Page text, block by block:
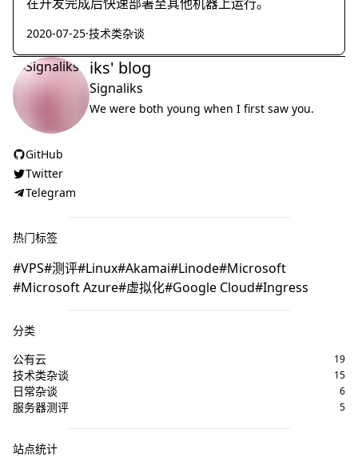
2020-07-25·技术类杂谈
iks' blog
Signaliks
We were both young when I first saw you.
GitHub
Twitter
Telegram
热门标签
VPS 测评 Linux Akamai Linode Microsoft
Microsoft Azure 虚拟化 Google Cloud Ingress
分类
公有云
19
技术类杂谈 15
日常杂谈 6
服务器测评 5
站点统计